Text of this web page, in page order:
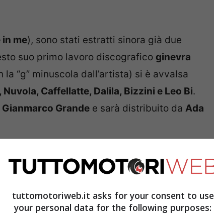
in me), sono stati estratti sinora già due
suo primo lavoro discografico ginevra
“g” minuscola dall’artista) si è avvalsa
Caffellatte, Dalila, Bizzini e Leo Bi.
Gianmarco Grande e sarà distribuito da Ada
avventura noi diTuttomotoriweb.it
dove ha affrontato vari temi
al mondo delle auto.
tuttomotoriweb.it asks for your consent to use
your personal data for the following purposes: